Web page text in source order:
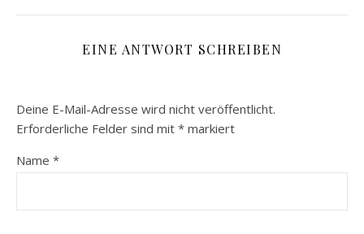
EINE ANTWORT SCHREIBEN
Deine E-Mail-Adresse wird nicht veröffentlicht.
Erforderliche Felder sind mit * markiert
Name *